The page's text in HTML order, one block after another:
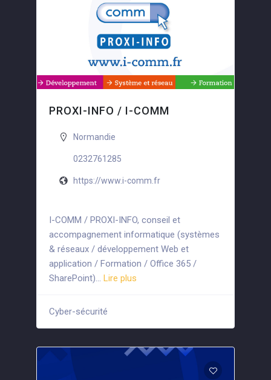
PROXI-INFO / I-COMM
Normandie
0232761285
https://www.i-comm.fr
I-COMM / PROXI-INFO, conseil et
accompagnement informatique (systèmes
& réseaux / développement Web et
application / Formation / Office 365 /
SharePoint)... Lire plus
Cyber-sécurité